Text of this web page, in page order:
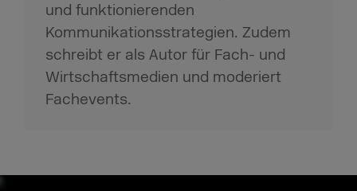
und funktionierenden
Kommunikationsstrategien. Zudem
schreibt er als Autor für Fach- und
Wirtschaftsmedien und moderiert
Fachevents.